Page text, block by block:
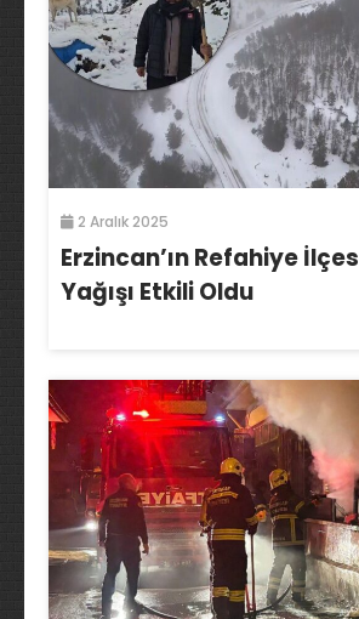
2 Aralık 2025
Erzincan’ın Refahiye
Yağışı Etkili Oldu